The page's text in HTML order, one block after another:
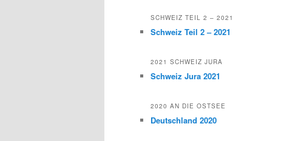
SCHWEIZ TEIL 2 – 2021
Schweiz Teil 2 – 2021
2021 SCHWEIZ JURA
Schweiz Jura 2021
2020 AN DIE OSTSEE
Deutschland 2020